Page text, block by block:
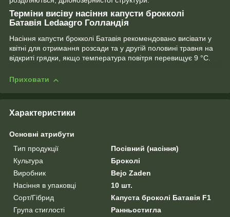
Терміни висіву насіння капусти брокколі
Батавія Ledaagro Голландія
Насіння капусти брокколі Батавія рекомендовано висівати у
квітні для отримання розсади та у другій половині травня на
відкриті грядки, якщо температура повітря перевищує 9 °С.
Приховати
Характеристики
Основні атрибути
Тип продукції
Посівний (насіння)
Культура
Броколі
Виробник
Bejo Zaden
Насіння в упаковці
10 шт.
Сорт/Гібрид
Капуста броколі Батавія F1
Група стиглості
Ранньостигла